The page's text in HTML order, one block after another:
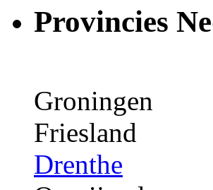
Provincies
Groningen
Friesland
Drenthe